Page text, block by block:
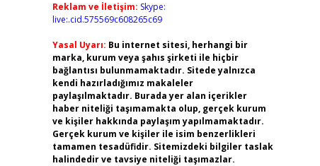
Reklam ve İletişim: Skype:
live:.cid.575569c608265c69
Yasal Uyarı: Bu internet sitesi, herhangi bir
marka, kurum veya şahıs şirketi ile hiçbir
bağlantısı bulunmamaktadır. Sitede yalnızca
kendi hazırladığımız makaleler
paylaşılmaktadır. Burada yer alan içerikler
haber niteliği taşımamakta olup, gerçek kurum
ve kişiler hakkında paylaşım yapılmamaktadır.
Gerçek kurum ve kişiler ile isim benzerlikleri
tamamen tesadüfidir. Sitemizdeki bilgiler taslak
halindedir ve tavsiye niteliği taşımazlar.